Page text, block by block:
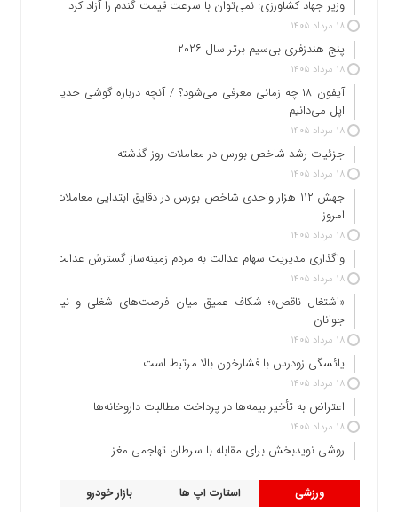
وزیر جهاد کشاورزی: نمی‌توان با سرعت قیمت گندم را آزاد کرد
۱۸ مرداد ۱۴۰۵
پنج هندزفری بی‌سیم برتر سال ۲۰۲۶
۱۸ مرداد ۱۴۰۵
آیفون ۱۸ چه زمانی معرفی می‌شود؟ / آنچه درباره گوشی جدید
اپل می‌دانیم
۱۸ مرداد ۱۴۰۵
جزئیات رشد شاخص بورس در معاملات روز گذشته
۱۸ مرداد ۱۴۰۵
جهش ۱۱۲ هزار واحدی شاخص بورس در دقایق ابتدایی معاملات
امروز
۱۸ مرداد ۱۴۰۵
واگذاری مدیریت سهام عدالت به مردم زمینه‌ساز گسترش عدالت
۱۸ مرداد ۱۴۰۵
«اشتغال ناقص»؛ شکاف عمیق میان فرصت‌های شغلی و نیاز
جوانان
۱۸ مرداد ۱۴۰۵
یائسگی زودرس با فشارخون بالا مرتبط است
۱۸ مرداد ۱۴۰۵
اعتراض به تأخیر بیمه‌ها در پرداخت مطالبات داروخانه‌ها
۱۸ مرداد ۱۴۰۵
روشی نویدبخش برای مقابله با سرطان تهاجمی مغز
ورزشی استارت اپ ها بازار خودرو